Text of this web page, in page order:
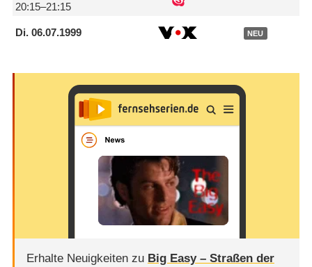
20:15–21:15
Di.06.07.1999 NEU
Erhalte Neuigkeiten zu Big Easy – Straßen der